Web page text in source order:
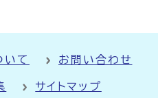
いて お問い合わせ
サイトマップ